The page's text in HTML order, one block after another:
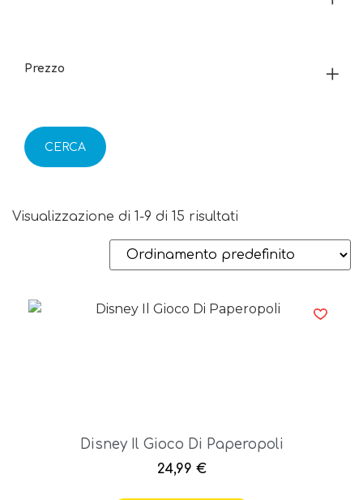
Prezzo
CERCA
Visualizzazione di 1-9 di 15 risultati
Disney Il Gioco Di Paperopoli
24,99 €